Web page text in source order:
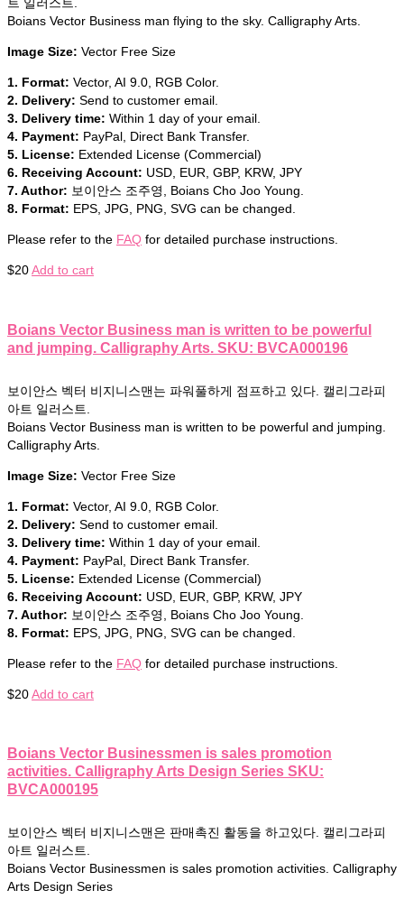
트 일러스트.
Boians Vector Business man flying to the sky. Calligraphy Arts.
Image Size: Vector Free Size
1. Format: Vector, AI 9.0, RGB Color.
2. Delivery: Send to customer email.
3. Delivery time: Within 1 day of your email.
4. Payment: PayPal, Direct Bank Transfer.
5. License: Extended License (Commercial)
6. Receiving Account: USD, EUR, GBP, KRW, JPY
7. Author: 보이안스 조주영, Boians Cho Joo Young.
8. Format: EPS, JPG, PNG, SVG can be changed.
Please refer to the FAQ for detailed purchase instructions.
$20Add to cart
Boians Vector Business man is written to be powerful
and jumping. Calligraphy Arts. SKU: BVCA000196
보이안스 벡터 비지니스맨는 파워풀하게 점프하고 있다. 캘리그라피
아트 일러스트.
Boians Vector Business man is written to be powerful and jumping.
Calligraphy Arts.
Image Size: Vector Free Size
1. Format: Vector, AI 9.0, RGB Color.
2. Delivery: Send to customer email.
3. Delivery time: Within 1 day of your email.
4. Payment: PayPal, Direct Bank Transfer.
5. License: Extended License (Commercial)
6. Receiving Account: USD, EUR, GBP, KRW, JPY
7. Author: 보이안스 조주영, Boians Cho Joo Young.
8. Format: EPS, JPG, PNG, SVG can be changed.
Please refer to the FAQ for detailed purchase instructions.
$20Add to cart
Boians Vector Businessmen is sales promotion
activities. Calligraphy Arts Design Series SKU:
BVCA000195
보이안스 벡터 비지니스맨은 판매촉진 활동을 하고있다. 캘리그라피
아트 일러스트.
Boians Vector Businessmen is sales promotion activities. Calligraphy
Arts Design Series